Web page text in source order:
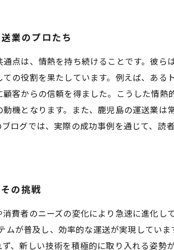
業のプロたち
点は、情熱を持ち続けることです。彼
の役割を果たしています。例えば、あ
客からの信頼を得ました。こうした情
機となります。また、鹿児島の運送業
ログでは、実際の成功事例を通じて、読
の挑戦
費者のニーズの変化により急速に進化し
ムが普及し、効率的な運送が実現してい
、新しい技術を積極的に取り入れる姿勢